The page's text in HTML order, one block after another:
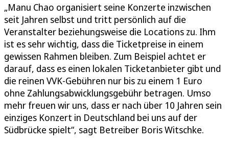
„Manu Chao organisiert seine Konzerte inzwischen
seit Jahren selbst und tritt persönlich auf die
Veranstalter beziehungsweise die Locations zu. Ihm
ist es sehr wichtig, dass die Ticketpreise in einem
gewissen Rahmen bleiben. Zum Beispiel achtet er
darauf, dass es einen lokalen Ticketanbieter gibt und
die reinen VVK-Gebühren nur bis zu einem 1 Euro
ohne Zahlungsabwicklungsgebühr betragen. Umso
mehr freuen wir uns, dass er nach über 10 Jahren sein
einziges Konzert in Deutschland bei uns auf der
Südbrücke spielt“, sagt Betreiber Boris Witschke.